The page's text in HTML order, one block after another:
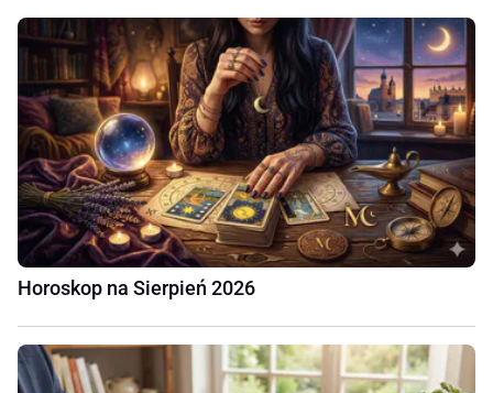
Horoskop na Sierpień 2026